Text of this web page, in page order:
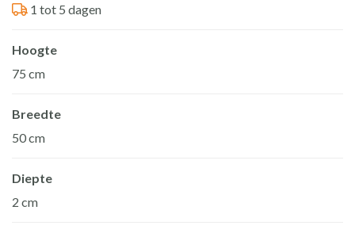
1 tot 5 dagen
Hoogte
75 cm
Breedte
50 cm
Diepte
2 cm